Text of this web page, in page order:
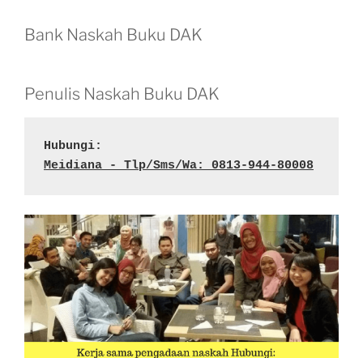
Bank Naskah Buku DAK
Penulis Naskah Buku DAK
Hubungi:
Meidiana - Tlp/Sms/Wa: 0813-944-80008